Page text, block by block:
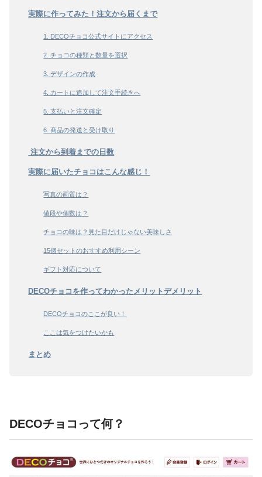
実際に作ってみた！注文から届くまで
1. DECOチョコ公式サイトにアクセス
2. チョコの種類と数量を選択
3. デザインの作成
4. カートに追加して注文手続きへ
5. 支払いと注文確定
6. 商品の発送と受け取り
注文から到着までの日数
実際に届いたチョコはこんな感じ！
写真の画質は？
値段や個数は？
チョコの味は？見た目だけじゃない美味しさ
15個セットのおすすめ利用シーン
ギフト対応について
DECOチョコを作ってわかったメリットデメリット
DECOチョコのここが良い！
ここは気をつけたいかも
まとめ
DECOチョコって何？